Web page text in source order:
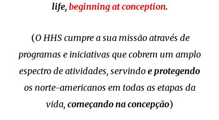
life, beginning at conception.
(O HHS cumpre a sua missão através de
programas e iniciativas que cobrem um amplo
espectro de atividades, servindoe protegendo
os norte-americanos em todas as etapas da
vida, começando na concepção)